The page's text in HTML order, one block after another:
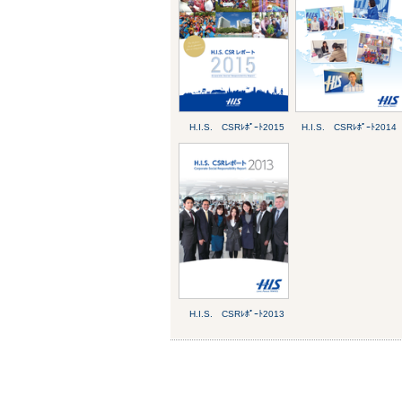
H.I.S. CSRﾚﾎﾟｰﾄ2015 H.I.S. CSRﾚﾎﾟｰﾄ2014
H.I.S. CSRﾚﾎﾟｰﾄ2013